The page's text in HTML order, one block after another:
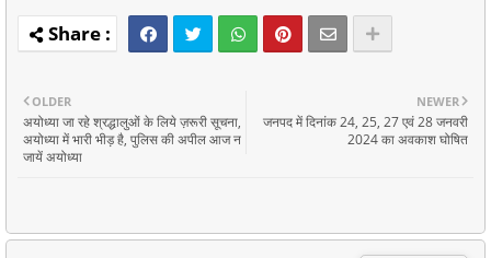
NEWER
जनपद में दिनांक 24, 25, 27 एवं 28 जनवरी
2024 का अवकाश घोषित
OLDER
अयोध्या जा रहे श्रद्धालुओं के लिये ज़रूरी सूचना,
अयोध्या में भारी भीड़ है, पुलिस की अपील आज न
जायें अयोध्या